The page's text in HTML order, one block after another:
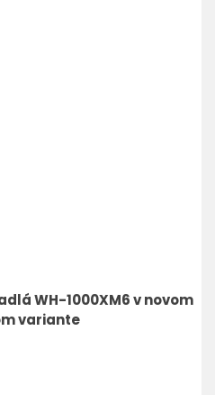
WH-1000XM6 v novom
variante